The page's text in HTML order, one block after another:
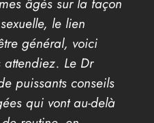
le lien
général, voici
attendiez. Le Dr
puissants conseils
qui vont au-delà